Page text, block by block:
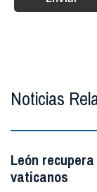
Noticias
León
vaticanos